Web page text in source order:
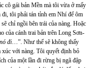
cô gái bản Mền mà tôi vừa ở mấy
tôi phải tán tỉnh em Nhí để ôm
chỉ ngồi bên trái của nàng. Hoặc
của cánh trai bản trên Long Sơn-
đi…”. Như thế sẽ không thấy
xúc với nàng. Tôi quyết định bỏ
của một lần đi rừng bị ngã đập